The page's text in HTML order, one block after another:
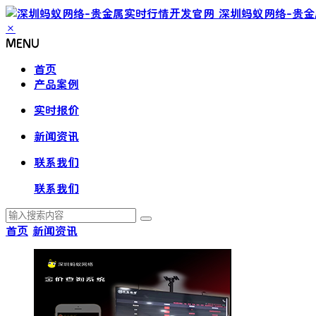
深圳蚂蚁网络-贵
×
MENU
首页
产品案例
实时报价
新闻资讯
联系我们
联系我们
首页 新闻资讯